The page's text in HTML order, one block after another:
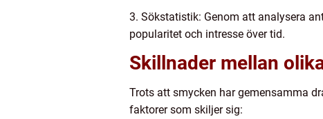
3. Sökstatistik: Genom att analysera
popularitet och intresse över tid.
Skillnader mellan
Trots att smycken har gemensamma
faktorer som skiljer sig: